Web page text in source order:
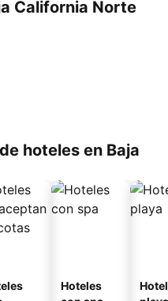
California Norte
hoteles en Baja
Hoteles